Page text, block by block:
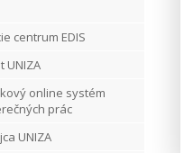
centrum EDIS
UNIZA
online systém
prác
UNIZA